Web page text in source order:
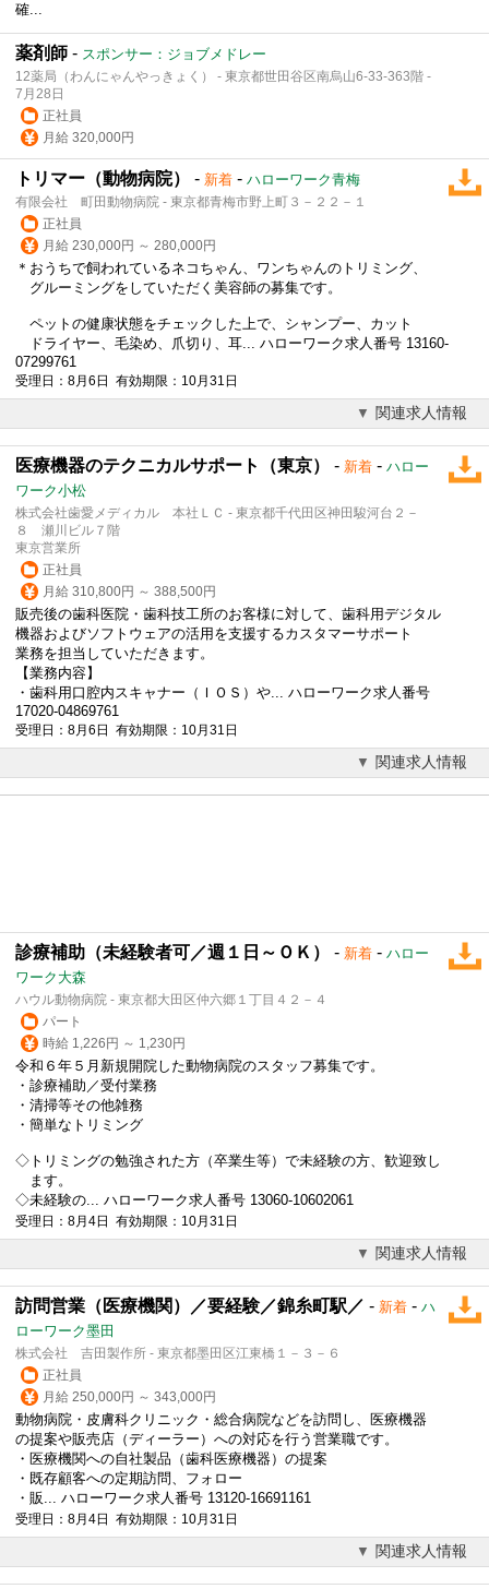
確...
薬剤師 - スポンサー：ジョブメドレー
12薬局（わんにゃんやっきょく） - 東京都世田谷区南烏山6-33-363階 -
7月28日
正社員
月給 320,000円
トリマー（動物病院） - 新着 - ハローワーク青梅
有限会社 町田動物病院 - 東京都青梅市野上町３－２２－１
正社員
月給 230,000円 ～ 280,000円
＊おうちで飼われているネコちゃん、ワンちゃんのトリミング、
グルーミングをしていただく美容師の募集です。
ペットの健康状態をチェックした上で、シャンプー、カット
ドライヤー、毛染め、爪切り、耳... ハローワーク求人番号 13160-
07299761
受理日：8月6日 有効期限：10月31日
関連求人情報
医療機器のテクニカルサポート（東京） - 新着 - ハロー
ワーク小松
株式会社歯愛メディカル 本社ＬＣ - 東京都千代田区神田駿河台２－
８ 瀬川ビル７階
東京営業所
正社員
月給 310,800円 ～ 388,500円
販売後の歯科医院・歯科技工所のお客様に対して、歯科用デジタル
機器およびソフトウェアの活用を支援するカスタマーサポート
業務を担当していただきます。
【業務内容】
・歯科用口腔内スキャナー（ＩＯＳ）や... ハローワーク求人番号
17020-04869761
受理日：8月6日 有効期限：10月31日
関連求人情報
診療補助（未経験者可／週１日～ＯＫ） - 新着 - ハロー
ワーク大森
ハウル動物病院 - 東京都大田区仲六郷１丁目４２－４
パート
時給 1,226円 ～ 1,230円
令和６年５月新規開院した動物病院のスタッフ募集です。
・診療補助／受付業務
・清掃等その他雑務
・簡単なトリミング
◇トリミングの勉強された方（卒業生等）で未経験の方、歓迎致し
ます。
◇未経験の... ハローワーク求人番号 13060-10602061
受理日：8月4日 有効期限：10月31日
関連求人情報
訪問営業（医療機関）／要経験／錦糸町駅／ - 新着 - ハ
ローワーク墨田
株式会社 吉田製作所 - 東京都墨田区江東橋１－３－６
正社員
月給 250,000円 ～ 343,000円
動物病院 ・皮膚科クリニック・総合病院などを訪問し、医療機器
の提案や販売店（ディーラー）への対応を行う営業職です。
・医療機関への自社製品（歯科医療機器）の提案
・既存顧客への定期訪問、フォロー
・販... ハローワーク求人番号 13120-16691161
受理日：8月4日 有効期限：10月31日
関連求人情報